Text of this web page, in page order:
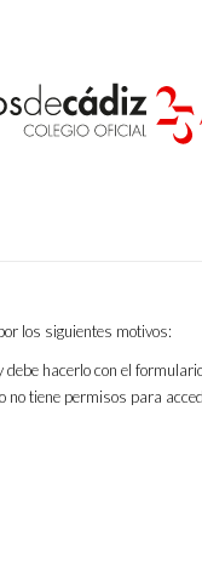
los siguientes motivos:
debe hacerlo con el
no tiene permisos para